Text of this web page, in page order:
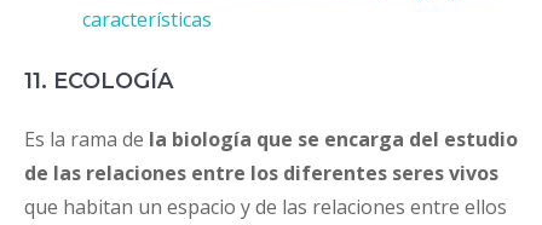
características
11. ECOLOGÍA
Es la rama de la biología que se encarga del estudio
de las relaciones entre los diferentes seres vivos
que habitan un espacio y de las relaciones entre ellos